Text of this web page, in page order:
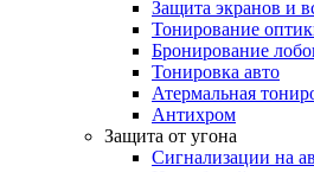
Защита экранов и
Тонирование
Бронирование
Тонировка авто
Атермальная
Антихром
Защита от угона
Сигнализации на